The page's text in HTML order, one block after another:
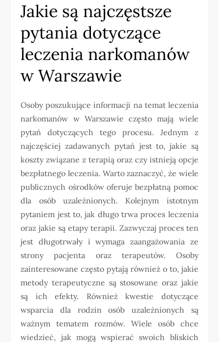
Jakie są najczęstsze
pytania dotyczące
leczenia narkomanów
w Warszawie
Osoby poszukujące informacji na temat leczenia
narkomanów w Warszawie często mają wiele
pytań dotyczących tego procesu. Jednym z
najczęściej zadawanych pytań jest to, jakie są
koszty związane z terapią oraz czy istnieją opcje
bezpłatnego leczenia. Warto zaznaczyć, że wiele
publicznych ośrodków oferuje bezpłatną pomoc
dla osób uzależnionych. Kolejnym istotnym
pytaniem jest to, jak długo trwa proces leczenia
oraz jakie są etapy terapii. Zazwyczaj proces ten
jest długotrwały i wymaga zaangażowania ze
strony pacjenta oraz terapeutów. Osoby
zainteresowane często pytają również o to, jakie
metody terapeutyczne są stosowane oraz jakie
są ich efekty. Również kwestie dotyczące
wsparcia dla rodzin osób uzależnionych są
ważnym tematem rozmów. Wiele osób chce
wiedzieć, jak mogą wspierać swoich bliskich